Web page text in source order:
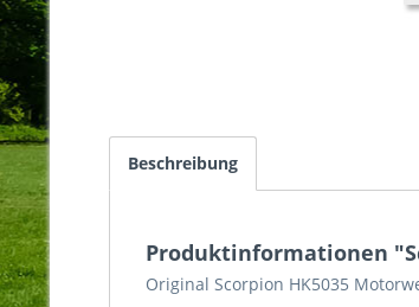
Beschreibung
Produktinformationen
Original Scorpion HK5035